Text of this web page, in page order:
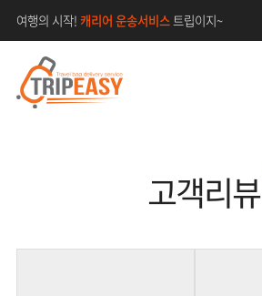
여행의 시작! 캐리어 운송서비스트립이지~
고객리뷰